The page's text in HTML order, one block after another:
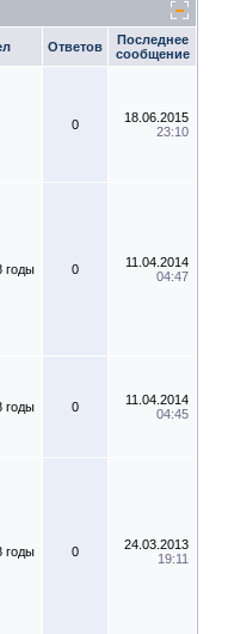
Ответов
Последнее
сообщение
0
18.06.2015
23:10
годы 0
11.04.2014
04:47
годы 0
11.04.2014
04:45
годы 0
24.03.2013
19:11